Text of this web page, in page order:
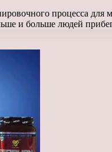
процесса
и больше людей